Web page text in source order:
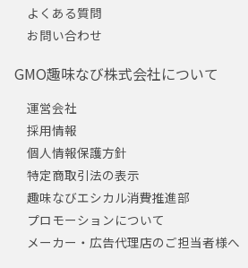
よくある質問
お問い合わせ
GMO趣味なび株式会社について
運営会社
採用情報
個人情報保護方針
特定商取引法の表示
趣味なびエシカル消費推進部
プロモーションについて
メーカー・広告代理店のご担当者様へ